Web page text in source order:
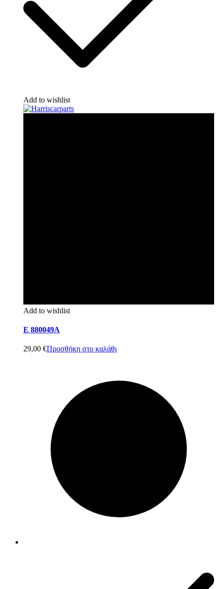
Add to wishlist
Add to wishlist
E 880049A
29,00 €Προσθήκη στο καλάθι